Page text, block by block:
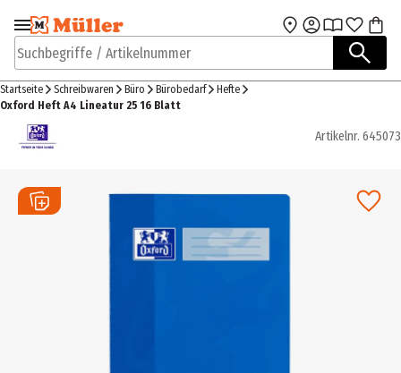
Zur Navigation
springen
Zum Hauptinhalt
Suchbegriffe / Artikelnummer
Startseite Schreibwaren Büro Bürobedarf
Hefte
Oxford Heft A4 Lineatur 25 16 Blatt
Artikelnr. 645073